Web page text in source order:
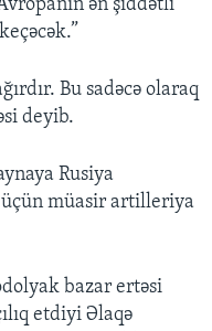
ən şiddətli
Bu sadəcə olaraq
deyib.
Rusiya
üçün müasir artilleriya
bazar ertəsi
etdiyi Əlaqə